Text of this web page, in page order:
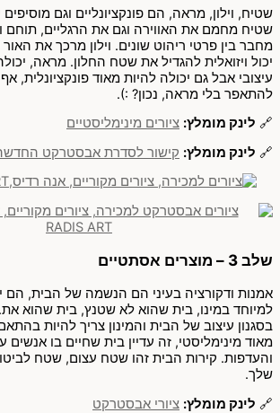
שטיח, וילון, מראה, הם פונקציונליים וגם
שטיח מחמם את האווירה וגם את הרגליים, תוחם
מחבר בין פרטי ריהוט שונים. וילון מרכך את
יכול ויזואלית להגדיל את שטח החלון. מראה,
עיצובי אבל גם יכולה להיות מאוד פונקציונלית,
להתאפר בלי מראה, נכון? :).
🔗 לינק מומלץ: ציורים מינימליסטיים
🔗 לינק מומלץ: קישור לסדרת אבסטרקט
שלב 3 – מוצרים אסתטיים
אמנות ודקורציה בעיני הם הנשמה של הבית, הם
למיוחד במינו, בית שהוא לא שטנץ, בית שהוא
בסגנון עיצוב של הבית והמינון צריך להיות
מאוד מינימליסטי, זה עדיין בית שחיים בו
והעדפות. קירות הבית זהו שטח עצום, שטח
שלך.
🔗 לינק מומלץ: ציורי אבסטרקט